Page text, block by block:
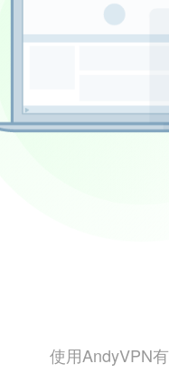
使用AndyVPN